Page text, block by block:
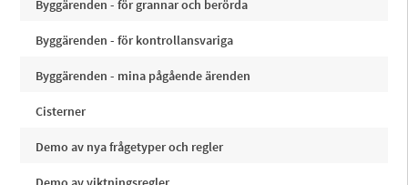
Byggärenden - för grannar och berörda
Byggärenden - för kontrollansvariga
Byggärenden - mina pågående ärenden
Cisterner
Demo av nya frågetyper och regler